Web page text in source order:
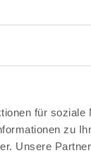
für soziale
zu
Unsere